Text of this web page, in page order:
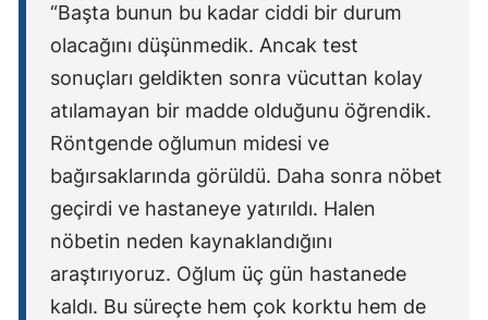
“Başta bunun bu kadar ciddi bir durum
olacağını düşünmedik. Ancak test
sonuçları geldikten sonra vücuttan kolay
atılamayan bir madde olduğunu öğrendik.
Röntgende oğlumun midesi ve
bağırsaklarında görüldü. Daha sonra nöbet
geçirdi ve hastaneye yatırıldı. Halen
nöbetin neden kaynaklandığını
araştırıyoruz. Oğlum üç gün hastanede
kaldı. Bu süreçte hem çok korktu hem de